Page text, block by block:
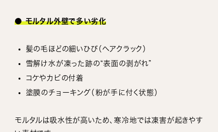
● モルタル外壁で多い劣化
髪の毛ほどの細いひび（ヘアクラック）
雪解け水が凍った跡の“表面の剥がれ”
コケやカビの付着
塗膜のチョーキング（粉が手に付く状態）
モルタルは吸水性が高いため、寒冷地では凍害が起きやす